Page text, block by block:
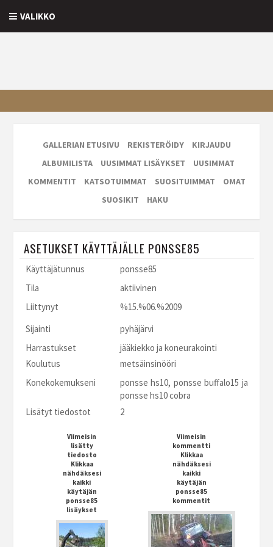
VALIKKO
GALLERIAN ETUSIVU REKISTERÖIDY
KIRJAUDU
ALBUMILISTA
UUSIMMAT LISÄYKSET
UUSIMMAT
KOMMENTIT
KATSOTUIMMAT SUOSITUIMMAT
OMAT
SUOSIKIT
HAKU
ASETUKSET KÄYTTÄJÄLLE PONSSE85
Käyttäjätunnus
ponsse85
Tila
aktiivinen
Liittynyt
%15.%06.%2009
Sijainti
pyhäjärvi
Harrastukset
jääkiekko ja koneurakointi
Koulutus
metsäinsinööri
Konekokemukseni
ponsse hs10, ponsse buffalo15 ja
ponsse hs10 cobra
Lisätyt tiedostot
2
Viimeisin
lisätty
tiedosto
Klikkaa
nähdäksesi
kaikki
käytäjän
ponsse85
lisäykset
Viimeisin
kommentti
Klikkaa
nähdäksesi
kaikki
käytäjän
ponsse85
kommentit